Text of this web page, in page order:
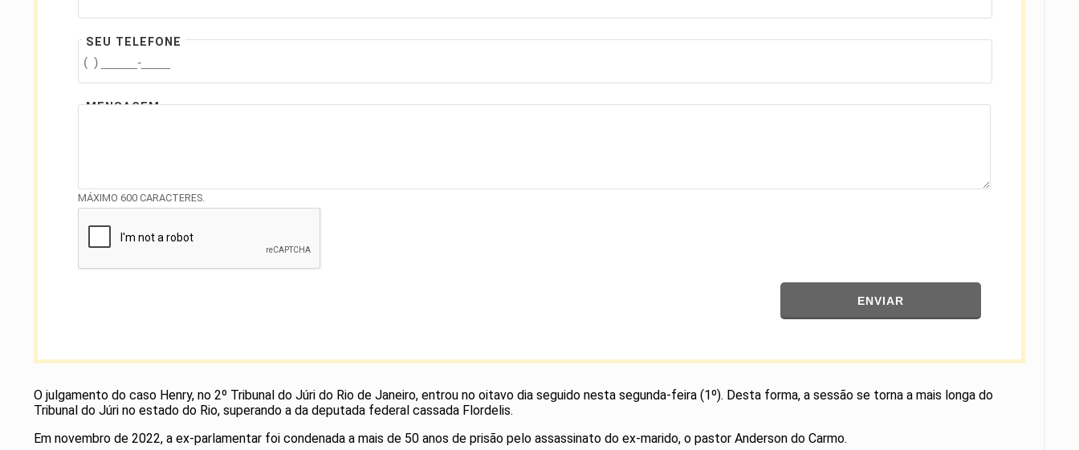
SEU TELEFONE
MENSAGEM
MÁXIMO 600 CARACTERES.
ENVIAR
O julgamento do caso Henry, no 2º Tribunal do Júri do Rio de Janeiro, entrou no oitavo dia seguido nesta segunda-feira (1º). Desta forma, a sessão se torna a mais longa do
Tribunal do Júri no estado do Rio, superando a da deputada federal cassada Flordelis.
Em novembro de 2022, a ex-parlamentar foi condenada a mais de 50 anos de prisão pelo assassinato do ex-marido, o pastor Anderson do Carmo.